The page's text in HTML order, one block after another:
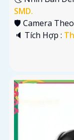
SMD.
🛡 Camera
️🔈 Tích Hợp :